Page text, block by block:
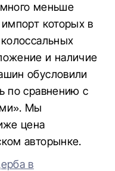
меньше
которых в
и наличие
обусловили
по сравнению с
Мы
цена
авторынке.
в